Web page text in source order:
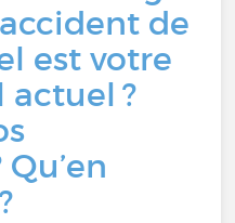
de
est votre
?